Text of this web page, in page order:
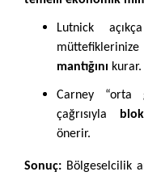
Lutnick
mantığını kurar.
Carney “orta
çağrısıyla
önerir.
Sonuç: Bölgeselcilik